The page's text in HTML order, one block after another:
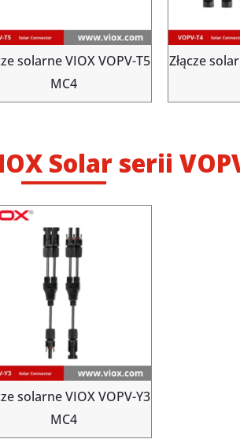
solarne VIOX VOPV-T5
MC4
Złącze
Solar serii
solarne VIOX VOPV-Y3
MC4